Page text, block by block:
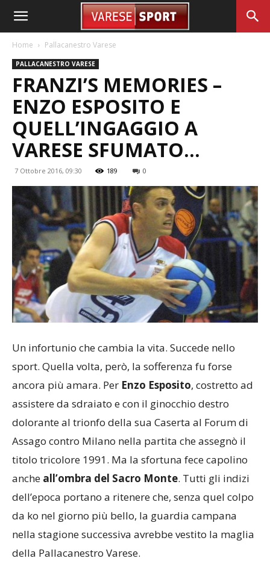
Home Pallacanestro Varese
PALLACANESTRO VARESE
FRANZI’S MEMORIES –
ENZO ESPOSITO E
QUELL’INGAGGIO A
VARESE SFUMATO…
7 Ottobre 2016, 09:30 189 0
Un infortunio che cambia la vita. Succede nello
sport. Quella volta, però, la sofferenza fu forse
ancora più amara. Per Enzo Esposito, costretto ad
assistere da sdraiato e con il ginocchio destro
dolorante al trionfo della sua Caserta al Forum di
Assago contro Milano nella partita che assegnò il
titolo tricolore 1991. Ma la sfortuna fece capolino
anche all’ombra del Sacro Monte. Tutti gli indizi
dell’epoca portano a ritenere che, senza quel colpo
da ko nel giorno più bello, la guardia campana
nella stagione successiva avrebbe vestito la maglia
della Pallacanestro Varese.